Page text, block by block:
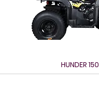
HUNDER 150